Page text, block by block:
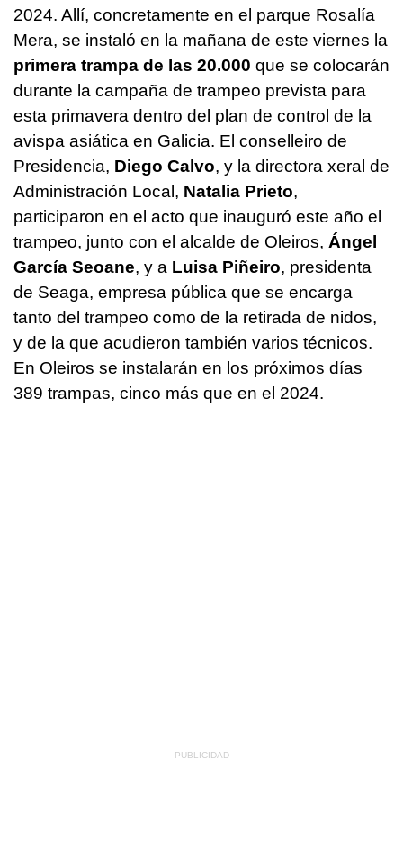
2024. Allí, concretamente en el parque Rosalía
Mera, se instaló en la mañana de este viernes la
primera trampa de las 20.000 que se colocarán
durante la campaña de trampeo prevista para
esta primavera dentro del plan de control de la
avispa asiática en Galicia. El conselleiro de
Presidencia, Diego Calvo, y la directora xeral de
Administración Local, Natalia Prieto,
participaron en el acto que inauguró este año el
trampeo, junto con el alcalde de Oleiros, Ángel
García Seoane, y a Luisa Piñeiro, presidenta
de Seaga, empresa pública que se encarga
tanto del trampeo como de la retirada de nidos,
y de la que acudieron también varios técnicos.
En Oleiros se instalarán en los próximos días
389 trampas, cinco más que en el 2024.